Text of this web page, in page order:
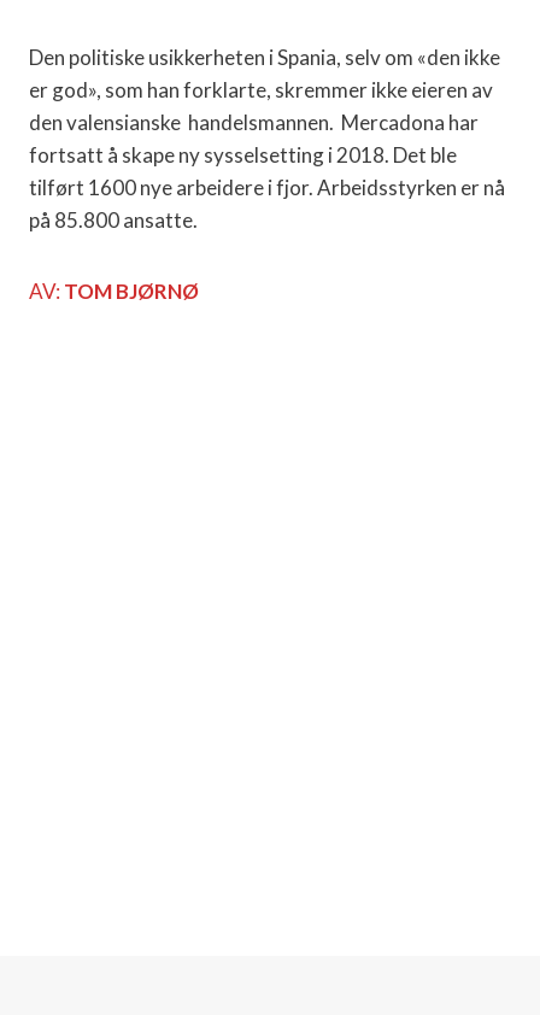
Den politiske usikkerheten i Spania, selv om «den ikke
er god», som han forklarte, skremmer ikke eieren av
den valensianske handelsmannen. Mercadona har
fortsatt å skape ny sysselsetting i 2018. Det ble
tilført 1600 nye arbeidere i fjor. Arbeidsstyrken er nå
på 85.800 ansatte.
AV: TOM BJØRNØ